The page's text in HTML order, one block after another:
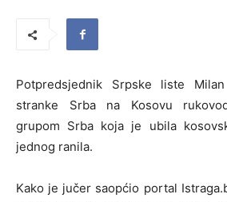
Potpredsjednik Srpske liste
stranke Srba na Kosovu
grupom Srba koja je ubila
jednog ranila.
Kako je jučer saopćio portal